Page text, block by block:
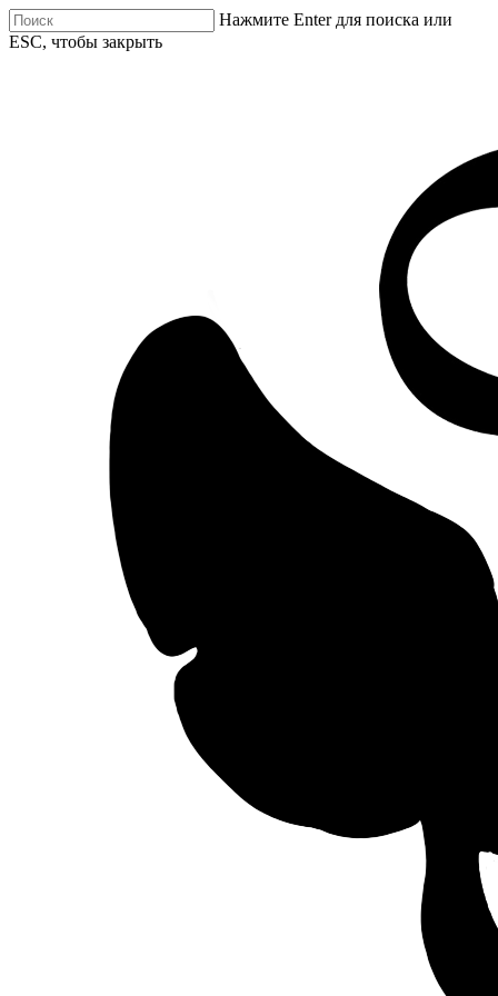
Нажмите Enter для поиска или
ESC, чтобы закрыть